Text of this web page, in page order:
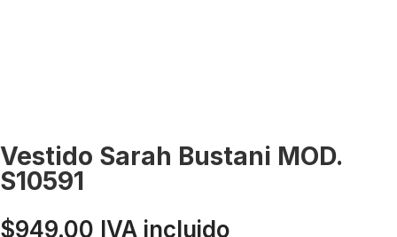
Vestido Sarah Bustani MOD.
S10591
$949.00 IVA incluido